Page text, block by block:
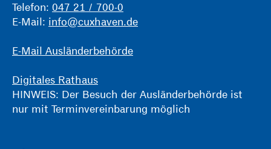
Telefon: 047 21 / 700-0
E-Mail: info@cuxhaven.de
E-Mail Ausländerbehörde
Digitales Rathaus
HINWEIS: Der Besuch der Ausländerbehörde ist
nur mit Terminvereinbarung möglich